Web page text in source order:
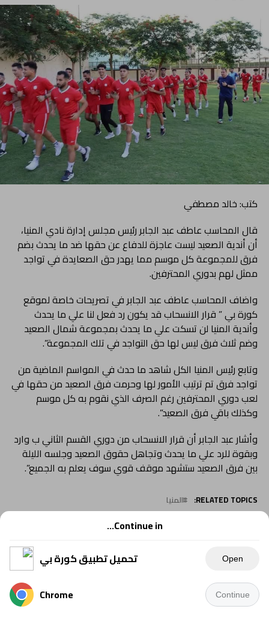
كتب: خالد مصطفي
قال المحاسب عاطف عبد الجابر رئيس مجلس إدارة نادي المنيا،
أن أندية الصعيد ليست عاجزة للدفاع عن حقها ضد ما يحدث بضم
فرق للمجموعة كل موسم مما يهدر حق الصعايدة في تواجد
ممثل لهم بدوري المحترفين.
واضاف المحاسب عاطف عبد الجابر في تصريحات خاصة لموقع
كورة بي ” قرار الانسحاب قد يكون رد فعل لنا علي ما يحدث
وأندية المنيا لن تسكت علي ما يحدث بمجموعة شمال الصعيد
وضم ثلاث فرق ليس لها حق التواجد في تلك المجموعة”.
وتابع رئيس المنيا الكل شاهد ما حدث في المواسم الماضية من
تواجد فرق تم ترتيب الأمور لها وحرمت فرق الصعيد من حقها في
لعب دوري المحترفين رغم الصرف الذي نقوم به كل موسم
وكذلك باقي فرق الصعيد”.
وأشار عبد الجابر أن قرار الانسحاب من دوري القسم الثاني ب وارد
وبقوة للرد علي ما يحدث وتجاهل حقوق الصعيد وجلسه الليلة
بين فرق الصعيد ستشهد موقف قوي سوف يعلم به الجميع”.
RELATED TOPICS: المنيا
UP
تقشف في الصفقات 9 لاعبين لدعم المنيا وقوام يغيب عنه
DON'T MISS
Continue in...
تحميل تطبيق كورة بي
Open
Chrome Continue